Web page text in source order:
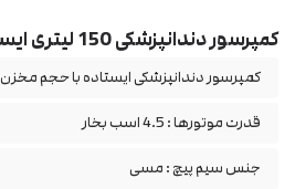
کمپرسور دندانپزشکی 150 لیتری ایستاده (2*1600w)
کمپرسور دندانپزشکی ایستاده با حجم مخزن 150 لیتر
قدرت موتورها : 4.5 اسب بخار
جنس سیم پیچ : مسی